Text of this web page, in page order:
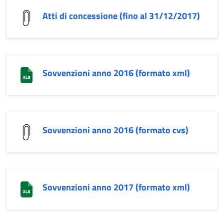
Atti di concessione (fino al 31/12/2017)
Sovvenzioni anno 2016 (formato xml)
Sovvenzioni anno 2016 (formato cvs)
Sovvenzioni anno 2017 (formato xml)